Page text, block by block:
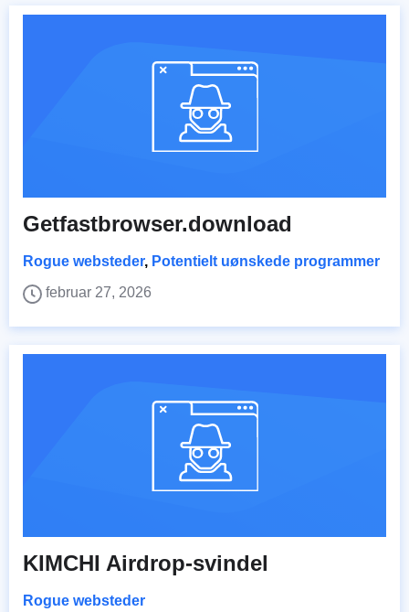
Getfastbrowser.download
Rogue websteder, Potentielt uønskede programmer
februar 27, 2026
KIMCHI Airdrop-svindel
Rogue websteder